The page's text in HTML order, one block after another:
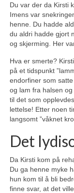
Du var der da Kirsti
Imens var
henne. Du hadde
du aldri hadde gjort
og skjerming. Her
Hva er smerte?
på et tidspunkt
endorfiner som
og lam fra halsen
til det som
lettelse! Etter noen
langsomt ”våknet
Det
Da Kirsti kom på
Du ga henne myke
hun kom til å bli
finne svar, at det